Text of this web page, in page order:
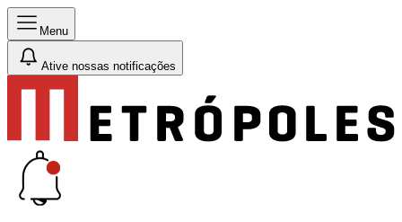
Menu
Ative nossas notificações